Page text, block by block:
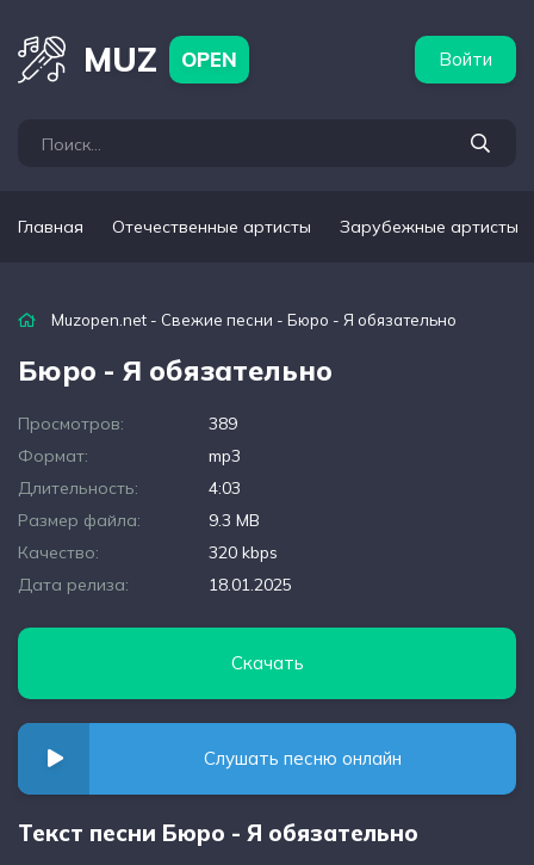
MUZ OPEN Войти
Главная Отечественные артисты Зарубежные артисты
Muzopen.net - Свежие песни - Бюро - Я обязательно
Бюро - Я обязательно
Просмотров:
389
Формат:
mp3
Длительность:
4:03
Размер файла:
9.3 MB
Качество:
320 kbps
Дата релиза:
18.01.2025
Скачать
Слушать песню онлайн
Текст песни Бюро - Я обязательно
артисты Популярные подборки